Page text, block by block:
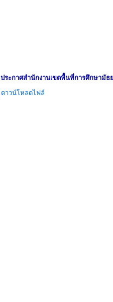
ประกาศสำนักงานเขตพื้นที่การศึกษามั
ดาวน์โหลดไฟล์